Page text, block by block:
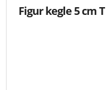
Figur kegle 5 cm T